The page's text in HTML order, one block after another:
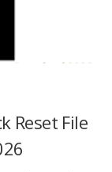
Reset File